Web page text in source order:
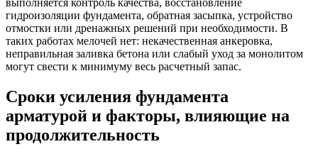
выполняется контроль качества, восстановление
гидроизоляции фундамента, обратная засыпка, устройство
отмостки или дренажных решений при необходимости. В
таких работах мелочей нет: некачественная анкеровка,
неправильная заливка бетона или слабый уход за монолитом
могут свести к минимуму весь расчетный запас.
Сроки усиления фундамента
арматурой и факторы, влияющие на
продолжительность